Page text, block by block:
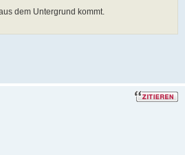
dem Untergrund kommt.